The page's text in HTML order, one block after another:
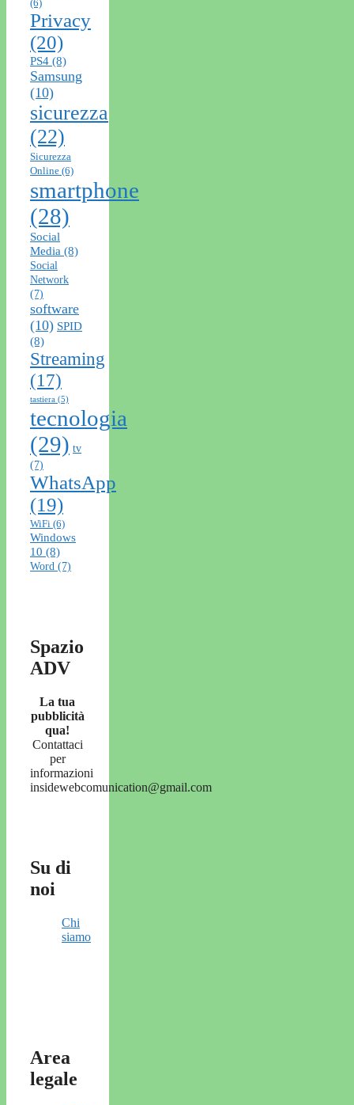
(6)
Privacy
(20)
PS4 (8)
Samsung
(10)
sicurezza
(22)
Sicurezza
Online (6)
smartphone
(28)
Social
Media (8)
Social
Network
(7)
software
(10) SPID
(8)
Streaming
(17)
tastiera (5)
tecnologia
(29) tv
(7)
WhatsApp
(19)
WiFi (6)
Windows
10 (8)
Word (7)
Spazio
ADV
La tua
pubblicità
qua!
Contattaci
per
informazioni
insidewebcomunication@gmail.com
Su di
noi
Chi
siamo
Area
legale